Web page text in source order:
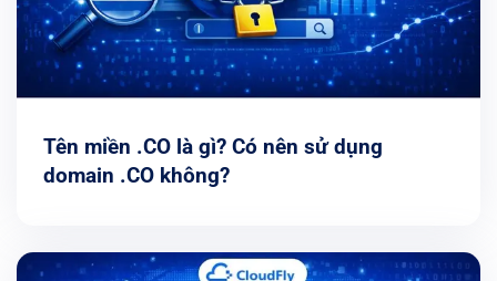
Tên miền .CO là gì? Có nên sử dụng
domain .CO không?